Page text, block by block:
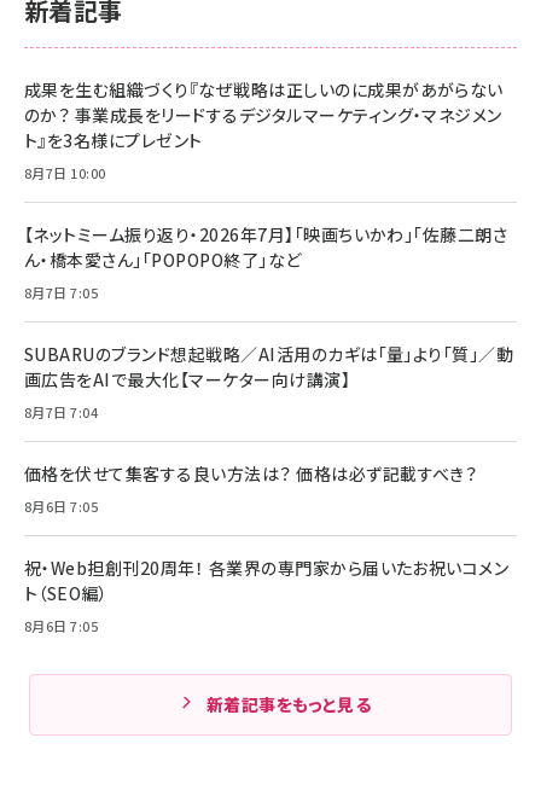
新着記事
成果を生む組織づくり『なぜ戦略は正しいのに成果があがらない
のか？ 事業成長をリードするデジタルマーケティング・マネジメン
ト』を3名様にプレゼント
8月7日 10:00
【ネットミーム振り返り・2026年7月】「映画ちいかわ」「佐藤二朗さ
ん・橋本愛さん」「POPOPO終了」など
8月7日 7:05
SUBARUのブランド想起戦略／AI活用のカギは「量」より「質」／動
画広告をAIで最大化【マーケター向け講演】
8月7日 7:04
価格を伏せて集客する良い方法は？ 価格は必ず記載すべき？
8月6日 7:05
祝・Web担創刊20周年！ 各業界の専門家から届いたお祝いコメン
ト（SEO編）
8月6日 7:05
新着記事をもっと見る